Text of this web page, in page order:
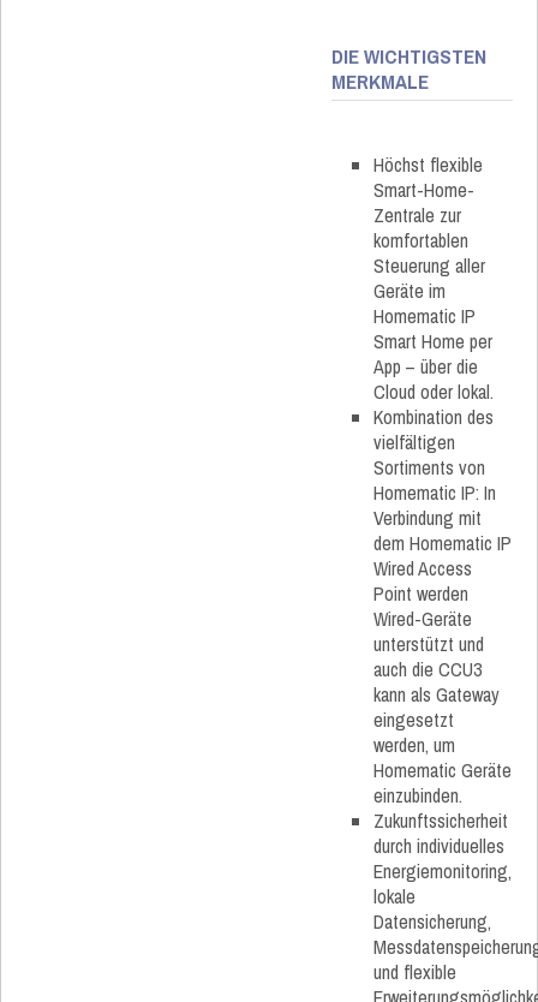
DIE WICHTIGSTEN
MERKMALE
Höchst flexible
Smart-Home-
Zentrale zur
komfortablen
Steuerung aller
Geräte im
Homematic IP
Smart Home per
App – über die
Cloud oder lokal.
Kombination des
vielfältigen
Sortiments von
Homematic IP: In
Verbindung mit
dem Homematic IP
Wired Access
Point werden
Wired-Geräte
unterstützt und
auch die CCU3
kann als Gateway
eingesetzt
werden, um
Homematic Geräte
einzubinden.
Zukunftssicherheit
durch individuelles
Energiemonitoring,
lokale
Datensicherung,
und flexible